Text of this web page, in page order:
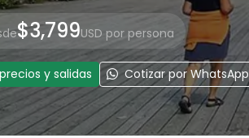
$3,799USD por persona
y salidas Cotizar por WhatsApp